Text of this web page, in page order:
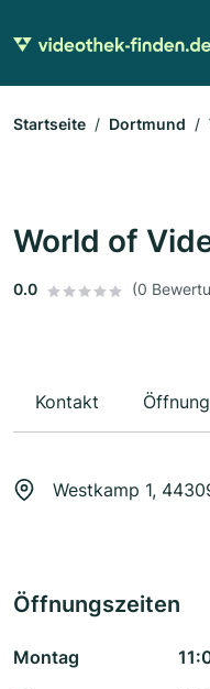
Startseite Dortmund
World of
0.0 (0
Kontakt
Westkamp 1,
Öffnungszeiten
Montag